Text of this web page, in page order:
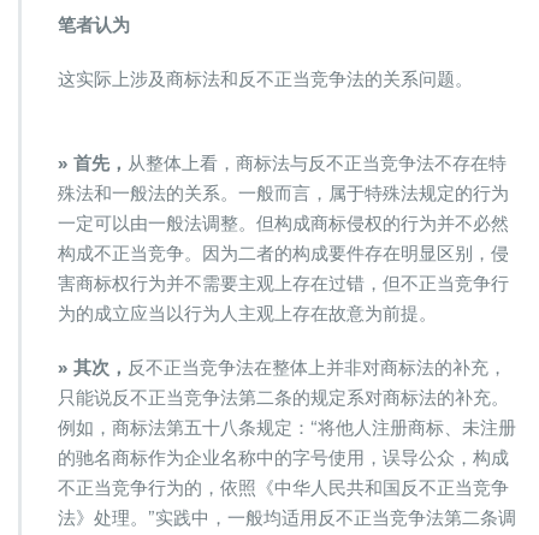
笔者认为
这实际上涉及商标法和反不正当竞争法的关系问题。
» 首先， 从整体上看，商标法与反不正当竞争法不存在特
殊法和一般法的关系。一般而言，属于特殊法规定的行为
一定可以由一般法调整。但构成商标侵权的行为并不必然
构成不正当竞争。因为二者的构成要件存在明显区别，侵
害商标权行为并不需要主观上存在过错，但不正当竞争行
为的成立应当以行为人主观上存在故意为前提。
» 其次， 反不正当竞争法在整体上并非对商标法的补充，
只能说反不正当竞争法第二条的规定系对商标法的补充。
例如，商标法第五十八条规定：“将他人注册商标、未注册
的驰名商标作为企业名称中的字号使用，误导公众，构成
不正当竞争行为的，依照《中华人民共和国反不正当竞争
法》处理。”实践中，一般均适用反不正当竞争法第二条调